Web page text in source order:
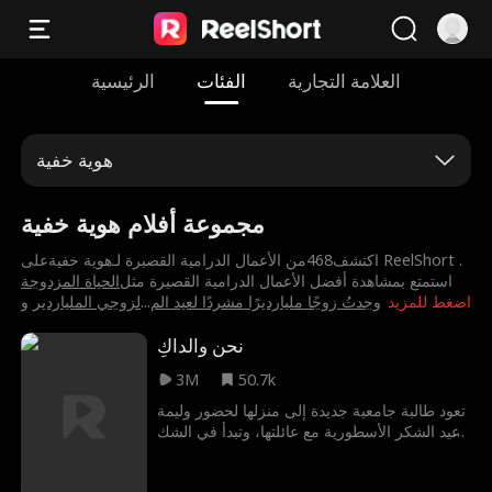
الرئيسية الفئات العلامة التجارية
هوية خفية
مجموعة أفلام هوية خفية
اضغط للمزيد
اكتشف468من الأعمال الدرامية القصيرة لـ⁨هوية خفية⁩على ReelShort .
استمتع بمشاهدة أفضل الأعمال الدرامية القصيرة مثل⁨الحياة المزدوجة
لزوجي الملياردير⁩ و ⁨وجدتُ زوجًا مليارديرًا مشردًا لعيد الم...
نحن والداكِ
3M
50.7k
تعود طالبة جامعية جديدة إلى منزلها لحضور وليمة
عيد الشكر الأسطورية مع عائلتها، وتبدأ في الشك